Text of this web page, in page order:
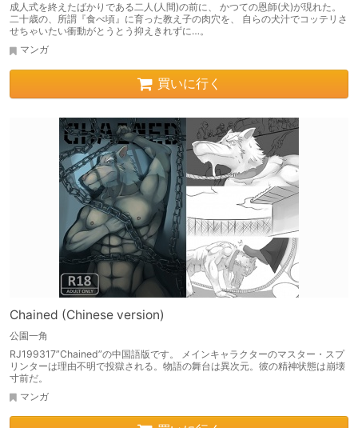
成人式を終えたばかりである二人(人間)の前に、 かつての恩師(犬)が現れた。
二十歳の、所謂『食べ頃』に育った教え子の肉穴を、 自らの犬汁でコッテリさ
せちゃいたい衝動がとうとう抑えきれずに…。
マンガ
買いに行く
Chained (Chinese version)
公園一角
RJ199317”Chained”の中国語版です。 メインキャラクターのマスター・スプ
リンターは理由不明で投獄される。物語の舞台は異次元。彼の精神状態は崩壊
寸前だ。
マンガ